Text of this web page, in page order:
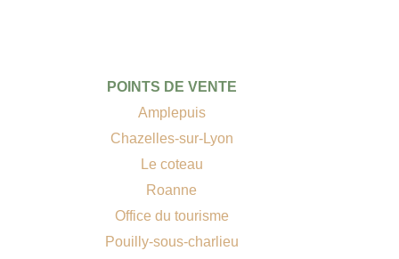
POINTS DE VENTE
Amplepuis
Chazelles-sur-Lyon
Le coteau
Roanne
Office du tourisme
Pouilly-sous-charlieu